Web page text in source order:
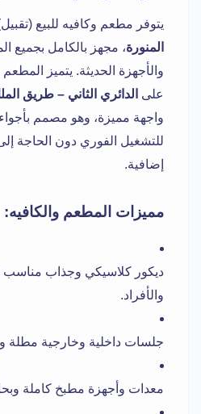
يتوفر مطعم وكافيه للبيع
المنورة، مجهز بالكامل بجميع
والأجهزة الحديثة. يتميز
على الدائري الثاني – طريق
واجهة مميزة، وهو مصمم بأجواء
للتشغيل الفوري دون الحاجة
إضافية.
مميزات المطعم والكافيه:
ديكور كلاسيكي وجذاب مناسب
والأفراد.
جلسات داخلية وخارجية مطلة
معدات وأجهزة مطبخ كاملة